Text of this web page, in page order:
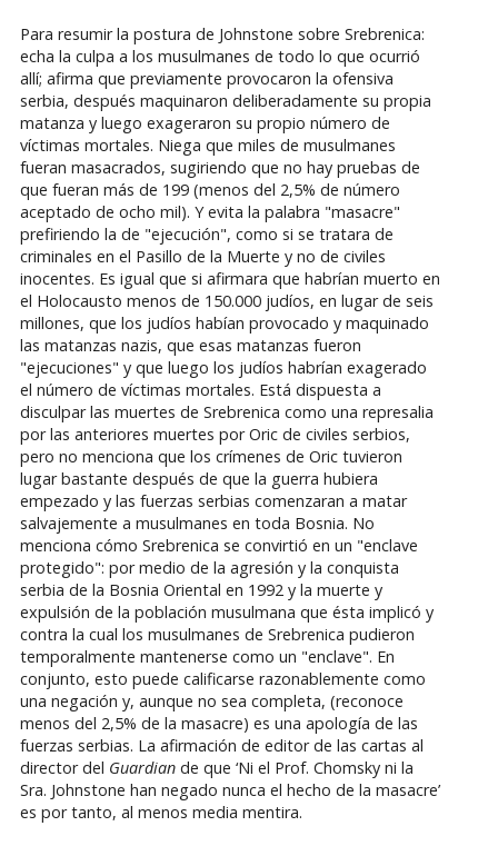
Para resumir la postura de Johnstone sobre Srebrenica:
echa la culpa a los musulmanes de todo lo que ocurrió
allí; afirma que previamente provocaron la ofensiva
serbia, después maquinaron deliberadamente su propia
matanza y luego exageraron su propio número de
víctimas mortales. Niega que miles de musulmanes
fueran masacrados, sugiriendo que no hay pruebas de
que fueran más de 199 (menos del 2,5% de número
aceptado de ocho mil). Y evita la palabra "masacre"
prefiriendo la de "ejecución", como si se tratara de
criminales en el Pasillo de la Muerte y no de civiles
inocentes. Es igual que si afirmara que habrían muerto en
el Holocausto menos de 150.000 judíos, en lugar de seis
millones, que los judíos habían provocado y maquinado
las matanzas nazis, que esas matanzas fueron
"ejecuciones" y que luego los judíos habrían exagerado
el número de víctimas mortales. Está dispuesta a
disculpar las muertes de Srebrenica como una represalia
por las anteriores muertes por Oric de civiles serbios,
pero no menciona que los crímenes de Oric tuvieron
lugar bastante después de que la guerra hubiera
empezado y las fuerzas serbias comenzaran a matar
salvajemente a musulmanes en toda Bosnia. No
menciona cómo Srebrenica se convirtió en un "enclave
protegido": por medio de la agresión y la conquista
serbia de la Bosnia Oriental en 1992 y la muerte y
expulsión de la población musulmana que ésta implicó y
contra la cual los musulmanes de Srebrenica pudieron
temporalmente mantenerse como un "enclave". En
conjunto, esto puede calificarse razonablemente como
una negación y, aunque no sea completa, (reconoce
menos del 2,5% de la masacre) es una apología de las
fuerzas serbias. La afirmación de editor de las cartas al
director del Guardiande que ‘Ni el Prof. Chomsky ni la
Sra. Johnstone han negado nunca el hecho de la masacre’
es por tanto, al menos media mentira.